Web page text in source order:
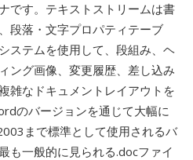
です。テキストストリームは書
段落・文字プロパティテーブ
ステムを使用して、段組み、ヘ
ング画像、変更履歴、差し込み
雑なドキュメントレイアウトを
のバージョンを通じて大幅に
まで標準として使用されるバ
も一般的に見られる.docファイ